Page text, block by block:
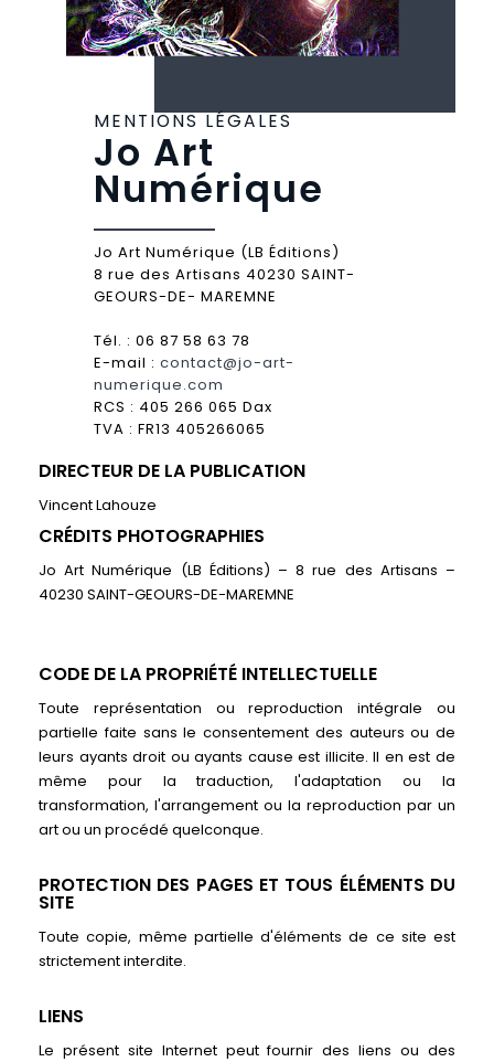
MENTIONS LÉGALES
Jo Art
Numérique
Jo Art Numérique (LB Éditions)
8 rue des Artisans 40230 SAINT-
GEOURS-DE- MAREMNE
Tél. : 06 87 58 63 78
E-mail : contact@jo-art-
numerique.com
RCS : 405 266 065 Dax
TVA : FR13 405266065
DIRECTEUR DE LA PUBLICATION
Vincent Lahouze
CRÉDITS PHOTOGRAPHIES
Jo Art Numérique (LB Éditions) – 8 rue des Artisans –
40230 SAINT-GEOURS-DE-MAREMNE
CODE DE LA PROPRIÉTÉ INTELLECTUELLE
Toute représentation ou reproduction intégrale ou
partielle faite sans le consentement des auteurs ou de
leurs ayants droit ou ayants cause est illicite. Il en est de
même pour la traduction, l'adaptation ou la
transformation, l'arrangement ou la reproduction par un
art ou un procédé quelconque.
PROTECTION DES PAGES ET TOUS ÉLÉMENTS DU
SITE
Toute copie, même partielle d'éléments de ce site est
strictement interdite.
LIENS
Le présent site Internet peut fournir des liens ou des